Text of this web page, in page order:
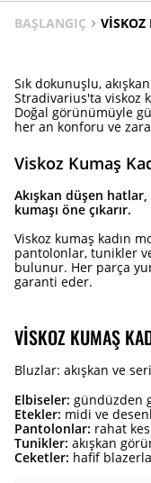
BAŞLANGIÇ
Sık dokunuşlu,
Stradivarius'ta viskoz
Doğal görünümüyle
her an konforu ve
Viskoz Kumaş
Akışkan düşen
kumaşı öne çıkarır.
Viskoz kumaş kadın
pantolonlar, tunikler
bulunur. Her parça
garanti eder.
VISKOZ KUMAŞ
Bluzlar: akışkan ve
Elbiseler: gündüzden
Etekler: midi ve
Pantolonlar: rahat
Tunikler: akışkan
Ceketler: hafif